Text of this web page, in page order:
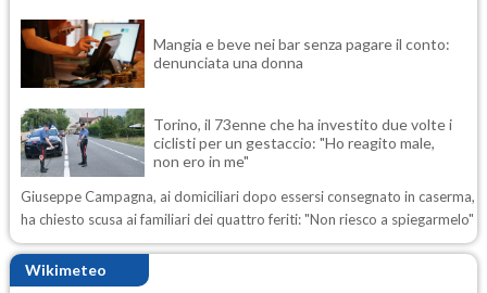
Mangia e beve nei bar senza pagare il conto:
denunciata una donna
Torino, il 73enne che ha investito due volte i
ciclisti per un gestaccio: "Ho reagito male,
non ero in me"
Giuseppe Campagna, ai domiciliari dopo essersi consegnato in caserma,
ha chiesto scusa ai familiari dei quattro feriti: "Non riesco a spiegarmelo"
Wikimeteo